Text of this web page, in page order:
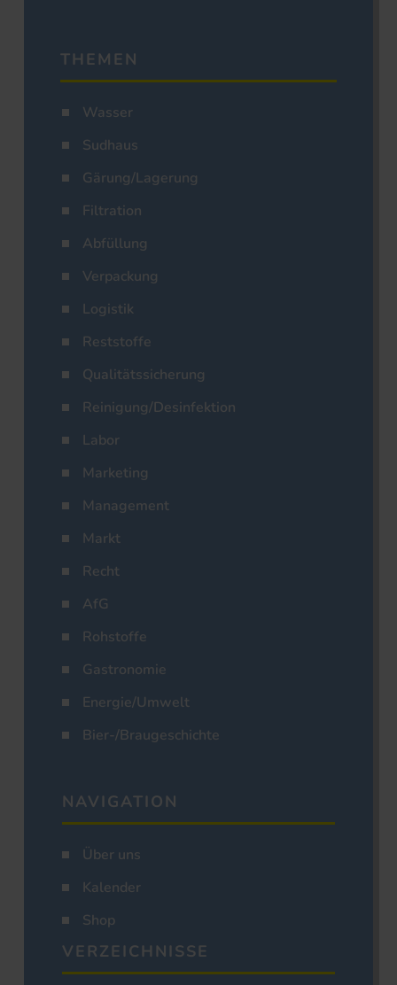
THEMEN
Wasser
Sudhaus
Gärung/Lagerung
Filtration
Abfüllung
Verpackung
Logistik
Reststoffe
Qualitätssicherung
Reinigung/Desinfektion
Labor
Marketing
Management
Markt
Recht
AfG
Rohstoffe
Gastronomie
Energie/Umwelt
Bier-/Braugeschichte
NAVIGATION
Über uns
Kalender
Shop
VERZEICHNISSE